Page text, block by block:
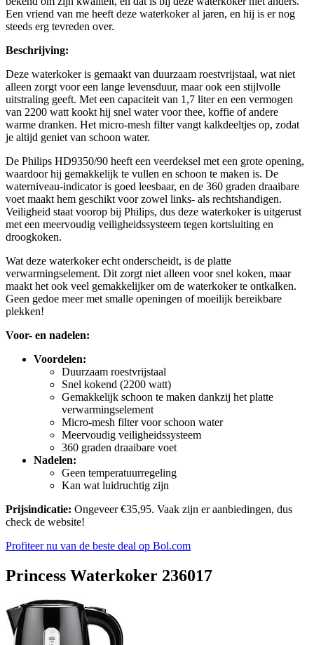
Een vriend van me heeft deze waterkoker al jaren, en hij is er nog
steeds erg tevreden over.
Beschrijving:
Deze waterkoker is gemaakt van duurzaam roestvrijstaal, wat niet
alleen zorgt voor een lange levensduur, maar ook een stijlvolle
uitstraling geeft. Met een capaciteit van 1,7 liter en een vermogen
van 2200 watt kookt hij snel water voor thee, koffie of andere
warme dranken. Het micro-mesh filter vangt kalkdeeltjes op, zodat
je altijd geniet van schoon water.
De Philips HD9350/90 heeft een veerdeksel met een grote opening,
waardoor hij gemakkelijk te vullen en schoon te maken is. De
waterniveau-indicator is goed leesbaar, en de 360 graden draaibare
voet maakt hem geschikt voor zowel links- als rechtshandigen.
Veiligheid staat voorop bij Philips, dus deze waterkoker is uitgerust
met een meervoudig veiligheidssysteem tegen kortsluiting en
droogkoken.
Wat deze waterkoker echt onderscheidt, is de platte
verwarmingselement. Dit zorgt niet alleen voor snel koken, maar
maakt het ook veel gemakkelijker om de waterkoker te ontkalken.
Geen gedoe meer met smalle openingen of moeilijk bereikbare
plekken!
Voor- en nadelen:
Voordelen:
Duurzaam roestvrijstaal
Snel kokend (2200 watt)
Gemakkelijk schoon te maken dankzij het platte
verwarmingselement
Micro-mesh filter voor schoon water
Meervoudig veiligheidssysteem
360 graden draaibare voet
Nadelen:
Geen temperatuurregeling
Kan wat luidruchtig zijn
Prijsindicatie: Ongeveer €35,95. Vaak zijn er aanbiedingen, dus
check de website!
Profiteer nu van de beste deal op Bol.com
Princess Waterkoker 236017